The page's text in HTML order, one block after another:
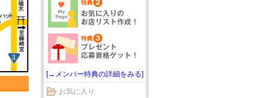
[→メンバー特典の詳細をみる]
お気に入り